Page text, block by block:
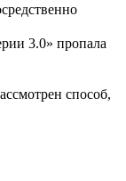
3.0» пропала
способ,